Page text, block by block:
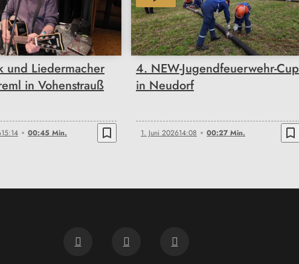
und Liedermacher
in Vohenstrauß
15:14 00:45 Min. bookmark_border
00:27
4. NEW-Jugendfeuerwehr-Cup
in Neudorf
1. Juni 202614:08 00:27 Min. bookmark_border